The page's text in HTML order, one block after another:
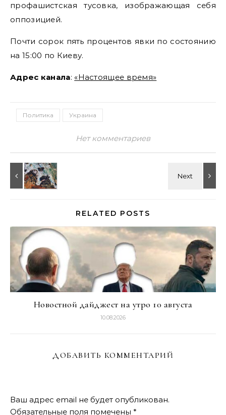
профашистская тусовка, изображающая себя
оппозицией.
Почти сорок пять процентов явки по состоянию
на 15:00 по Киеву.
Адрес канала: «Настоящее время»
Политика Украина
Нет комментариев
RELATED POSTS
Новостной дайджест на утро 10 августа
10.08.2026
ДОБАВИТЬ КОММЕНТАРИЙ
Ваш адрес email не будет опубликован.
Обязательные поля помечены *